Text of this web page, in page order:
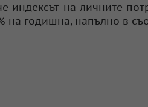
индексът на личните
годишна, напълно в